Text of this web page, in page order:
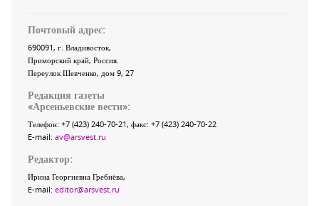
Почтовый адрес:
690091, г. Владивосток,
Приморский край, Россия
Переулок Шевченко, дом 9, 27
Редакция газеты
«Арсеньевские вести»:
Телефон: +7 (423) 240-70-21, факс: +7 (423) 240-70-22
E-mail: av@arsvest.ru
Редактор:
Ирина Георгиевна Гребнёва,
E-mail: editor@arsvest.ru